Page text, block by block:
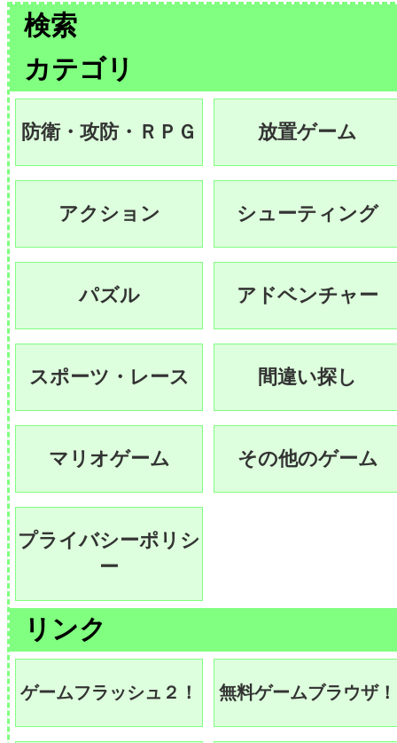
検索
カテゴリ
防衛・攻防・ＲＰＧ 放置ゲーム
アクション シューティング
パズル アドベンチャー
スポーツ・レース 間違い探し
マリオゲーム その他のゲーム
プライバシーポリシ
ー
リンク
ゲームフラッシュ２！ 無料ゲームブラウザ！